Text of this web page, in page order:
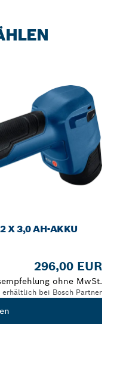
X 3,0 AH-AKKU
296,00 EUR
ohne MwSt.
erhältlich bei Bosch Partner